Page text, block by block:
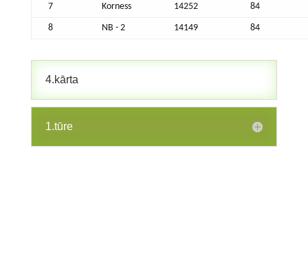
7 Korness 14252 84
8 NB - 2 14149 84
4.kārta
1.tūre